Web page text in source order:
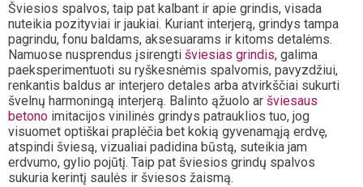
Šviesios spalvos, taip pat kalbant ir apie grindis, visada
nuteikia pozityviai ir jaukiai. Kuriant interjerą, grindys tampa
pagrindu, fonu baldams, aksesuarams ir kitoms detalėms.
Namuose nusprendus įsirengti šviesias grindis, galima
paeksperimentuoti su ryškesnėmis spalvomis, pavyzdžiui,
renkantis baldus ar interjero detales arba atvirkščiai sukurti
švelnų harmoningą interjerą. Balinto ąžuolo ar šviesaus
betono imitacijos vinilinės grindys patrauklios tuo, jog
visuomet optiškai praplėčia bet kokią gyvenamąją erdvę,
atspindi šviesą, vizualiai padidina būstą, suteikia jam
erdvumo, gylio pojūtį. Taip pat šviesios grindų spalvos
sukuria kerintį saulės ir šviesos žaismą.